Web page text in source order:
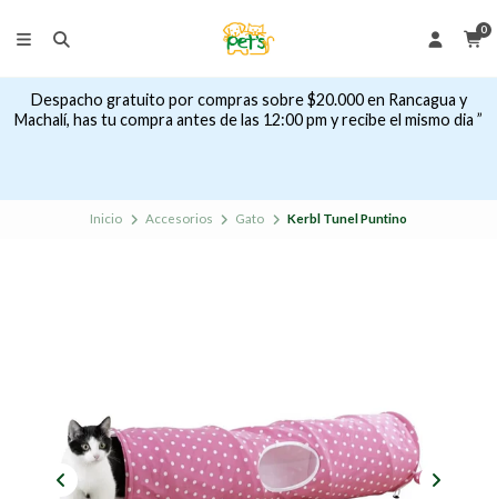
0
Despacho gratuito por compras sobre $20.000 en Rancagua y
Machalí, has tu compra antes de las 12:00 pm y recibe el mismo dia ”
Inicio Accesorios Gato Kerbl Tunel Puntino